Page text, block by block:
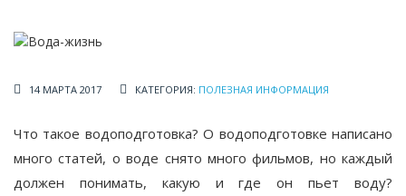
14 МАРТА 2017 КАТЕГОРИЯ: ПОЛЕЗНАЯ ИНФОРМАЦИЯ
Что такое водоподготовка? О водоподготовке написано
много статей, о воде снято много фильмов, но каждый
должен понимать, какую и где он пьет воду?